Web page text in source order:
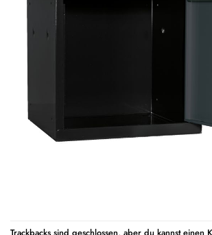
Trackbacks sind geschlossen, aber du kannst einen